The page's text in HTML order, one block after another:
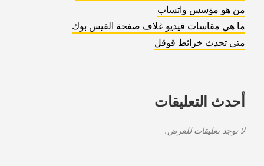
من هو مؤسس واتساب
ما هي مقاسات فيديو غلاف صفحة الفيس بوك
متى تحدث خرائط قوقل
أحدث التعليقات
لا توجد تعليقات للعرض.